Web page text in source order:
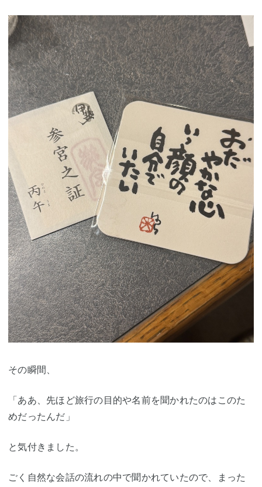
その瞬間、
「ああ、先ほど旅行の目的や名前を聞かれたのはこのた
めだったんだ」
と気付きました。
ごく自然な会話の流れの中で聞かれていたので、まった